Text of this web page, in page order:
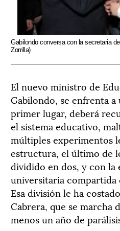
Gabilondo conversa con la secretaria
Zorrilla)
El nuevo ministro de
Gabilondo, se enfrenta a
primer lugar, deberá
el sistema educativo,
múltiples experimentos
estructura, el último de
dividido en dos, y con la
universitaria
Esa división le ha
Cabrera, que se marcha
menos un año de